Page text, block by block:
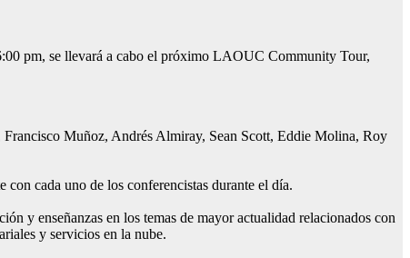
pm, se llevará a cabo el próximo LAOUC Community Tour,
Muñoz, Andrés Almiray, Sean Scott, Eddie Molina, Roy
con cada uno de los conferencistas durante el día.
y enseñanzas en los temas de mayor actualidad relacionados con
y servicios en la nube.